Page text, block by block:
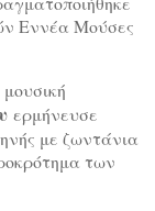
Εννέα Μούσες
ερμήνευσε
με ζωντάνια
των